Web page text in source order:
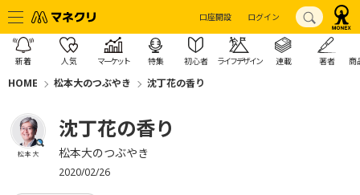
口座開設 ログイン
新着 人気 マーケット 特集 初心者 ライフデザイン 連載 著者 商
HOME 松本大のつぶやき 沈丁花の香り
松本 大
沈丁花の香り
松本大のつぶやき
2020/02/26